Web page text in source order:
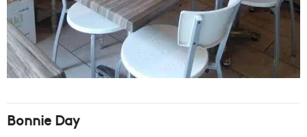
Bonnie Day